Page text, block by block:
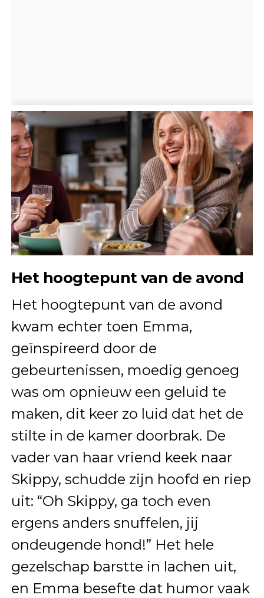
Het hoogtepunt van de avond
Het hoogtepunt van de avond
kwam echter toen Emma,
geïnspireerd door de
gebeurtenissen, moedig genoeg
was om opnieuw een geluid te
maken, dit keer zo luid dat het de
stilte in de kamer doorbrak. De
vader van haar vriend keek naar
Skippy, schudde zijn hoofd en riep
uit: “Oh Skippy, ga toch even
ergens anders snuffelen, jij
ondeugende hond!” Het hele
gezelschap barstte in lachen uit,
en Emma besefte dat humor vaak